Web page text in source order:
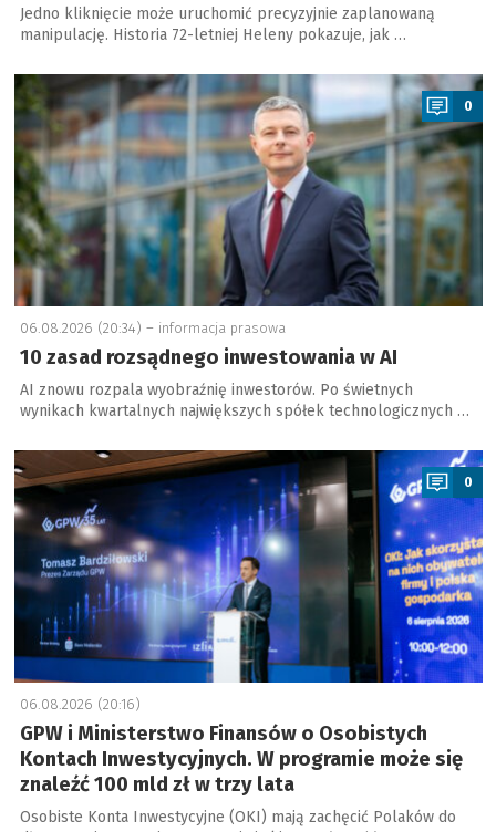
Jedno kliknięcie może uruchomić precyzyjnie zaplanowaną
manipulację. Historia 72-letniej Heleny pokazuje, jak …
a
0
06.08.2026 (20:34) – informacja prasowa
10 zasad rozsądnego inwestowania w AI
AI znowu rozpala wyobraźnię inwestorów. Po świetnych
wynikach kwartalnych największych spółek technologicznych …
a
0
06.08.2026 (20:16)
GPW i Ministerstwo Finansów o Osobistych
Kontach Inwestycyjnych. W programie może się
znaleźć 100 mld zł w trzy lata
Osobiste Konta Inwestycyjne (OKI) mają zachęcić Polaków do